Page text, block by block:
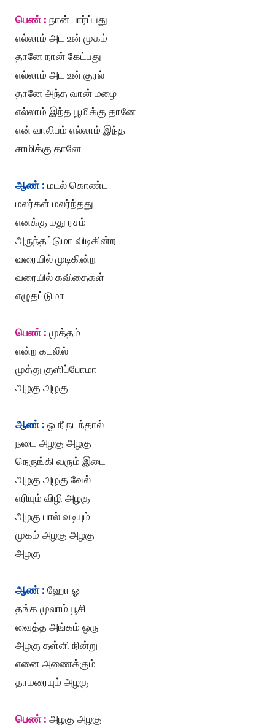
பெண் : நான் பார்ப்பது
எல்லாம் அட உன் முகம்
தானே நான் கேட்பது
எல்லாம் அட உன் குரல்
தானே அந்த வான் மழை
எல்லாம் இந்த பூமிக்கு தானே
என் வாலிபம் எல்லாம் இந்த
சாமிக்கு தானே
ஆண் : மடல் கொண்ட
மலர்கள் மலர்ந்தது
எனக்கு மது ரசம்
அருந்தட்டுமா விடிகின்ற
வரையில் முடிகின்ற
வரையில் கவிதைகள்
எழுதட்டுமா
பெண் : முத்தம்
என்ற கடலில்
முத்து குளிப்போமா
அழகு அழகு
ஆண் : ஓ நீ நடந்தால்
நடை அழகு அழகு
நெருங்கி வரும் இடை
அழகு அழகு வேல்
எரியும் விழி அழகு
அழகு பால் வடியும்
முகம் அழகு அழகு
அழகு
ஆண் : ஹோ ஓ
தங்க முலாம் பூசி
வைத்த அங்கம் ஒரு
அழகு தள்ளி நின்று
எனை அணைக்கும்
தாமரையும் அழகு
பெண் : அழகு அழகு